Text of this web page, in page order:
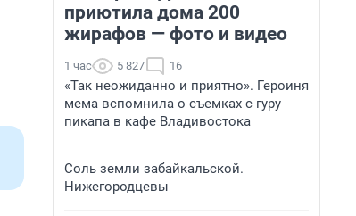
приютила дома 200
жирафов — фото и видео
1 час 5 827 16
«Так неожиданно и приятно». Героиня
мема вспомнила о съемках с гуру
пикапа в кафе Владивостока
Соль земли забайкальской.
Нижегородцевы